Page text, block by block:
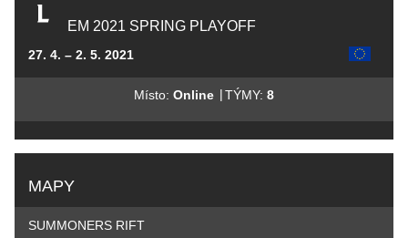
EM 2021 SPRING PLAYOFF
27. 4. – 2. 5. 2021
Místo: Online |TÝMY: 8
MAPY
SUMMONERS RIFT